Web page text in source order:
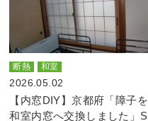
断熱 和室
2026.05.02
【内窓DIY】京都府「障子を
和室内窓へ交換しました」S